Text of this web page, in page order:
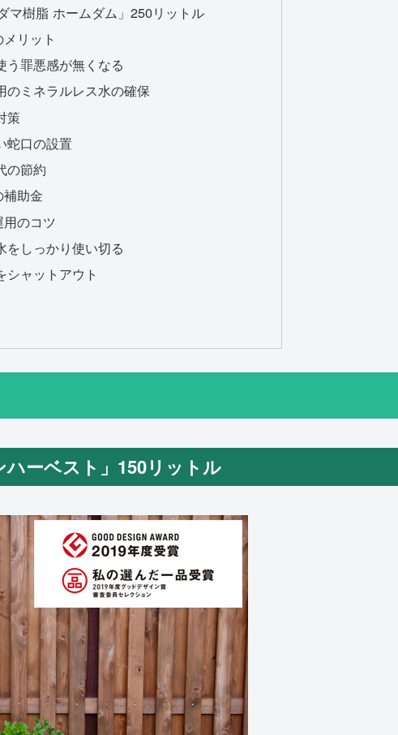
マ樹脂 ホームダム」250リットル
リット
罪悪感が無くなる
ミネラルレス水の確保
策
口の設置
節約
助金
のコツ
をしっかり使い切る
シャットアウト
ーベスト」150リットル